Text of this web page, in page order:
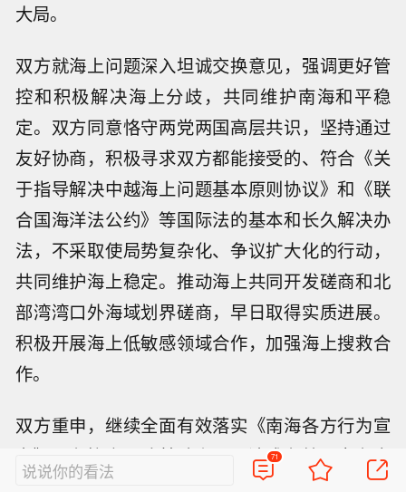
大局。
双方就海上问题深入坦诚交换意见，强调更好管
控和积极解决海上分歧，共同维护南海和平稳
定。双方同意恪守两党两国高层共识，坚持通过
友好协商，积极寻求双方都能接受的、符合《关
于指导解决中越海上问题基本原则协议》和《联
合国海洋法公约》等国际法的基本和长久解决办
法，不采取使局势复杂化、争议扩大化的行动，
共同维护海上稳定。推动海上共同开发磋商和北
部湾湾口外海域划界磋商，早日取得实质进展。
积极开展海上低敏感领域合作，加强海上搜救合
作。
双方重申，继续全面有效落实《南海各方行为宣
言》，在协商一致基础上早日达成有效、富有实
质内容、符合包括《联合国海洋法公约》在内国
说说你的看法
71